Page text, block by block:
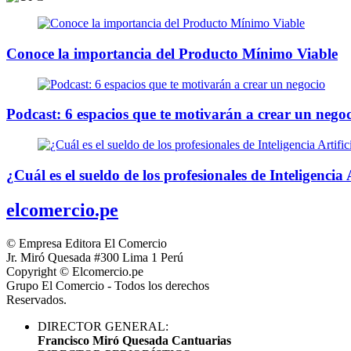
Conoce la importancia del Producto Mínimo Viable
Podcast: 6 espacios que te motivarán a crear un
¿Cuál es el sueldo de los profesionales de
elcomercio.pe
© Empresa Editora El Comercio
Jr. Miró Quesada #300 Lima 1 Perú
Copyright © Elcomercio.pe
Grupo El Comercio - Todos los derechos
Reservados.
DIRECTOR GENERAL:
Francisco Miró Quesada Cantuarias